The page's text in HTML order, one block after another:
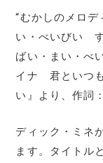
“むかしのメロ
い・べいびい
ばい・まい・
イナ 君といつ
い』より、作詞
ディック・ミネ
ます。タイトル